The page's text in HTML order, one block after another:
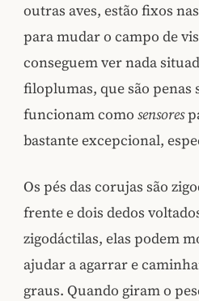
outras aves, estão fixos
para mudar o campo de
conseguem ver nada
filoplumas, que são penas
funcionam como sensores
bastante excepcional,
Os pés das corujas são
frente e dois dedos
zigodáctilas, elas podem
ajudar a agarrar e
graus. Quando giram o